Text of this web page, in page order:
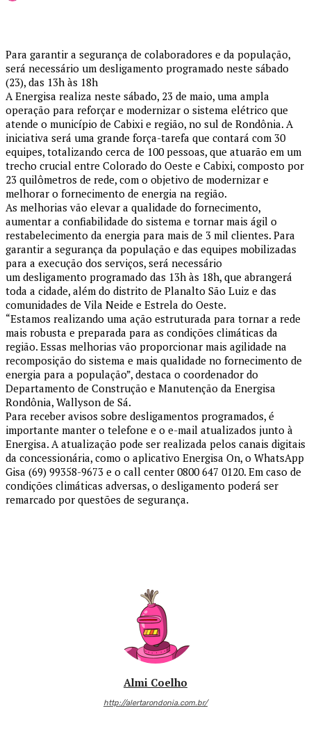
Para garantir a segurança de colaboradores e da população,
será necessário um desligamento programado neste sábado
(23), das 13h às 18h
A Energisa realiza neste sábado, 23 de maio, uma ampla
operação para reforçar e modernizar o sistema elétrico que
atende o município de Cabixi e região, no sul de Rondônia. A
iniciativa será uma grande força-tarefa que contará com 30
equipes, totalizando cerca de 100 pessoas, que atuarão em um
trecho crucial entre Colorado do Oeste e Cabixi, composto por
23 quilômetros de rede, com o objetivo de modernizar e
melhorar o fornecimento de energia na região.
As melhorias vão elevar a qualidade do fornecimento,
aumentar a confiabilidade do sistema e tornar mais ágil o
restabelecimento da energia para mais de 3 mil clientes. Para
garantir a segurança da população e das equipes mobilizadas
para a execução dos serviços, será necessário
um desligamento programado das 13h às 18h, que abrangerá
toda a cidade, além do distrito de Planalto São Luiz e das
comunidades de Vila Neide e Estrela do Oeste.
“Estamos realizando uma ação estruturada para tornar a rede
mais robusta e preparada para as condições climáticas da
região. Essas melhorias vão proporcionar mais agilidade na
recomposição do sistema e mais qualidade no fornecimento de
energia para a população”, destaca o coordenador do
Departamento de Construção e Manutenção da Energisa
Rondônia, Wallyson de Sá.
Para receber avisos sobre desligamentos programados, é
importante manter o telefone e o e-mail atualizados junto à
Energisa. A atualização pode ser realizada pelos canais digitais
da concessionária, como o aplicativo Energisa On, o WhatsApp
Gisa (69) 99358-9673 e o call center 0800 647 0120. Em caso de
condições climáticas adversas, o desligamento poderá ser
remarcado por questões de segurança.
Almi Coelho
http://alertarondonia.com.br/